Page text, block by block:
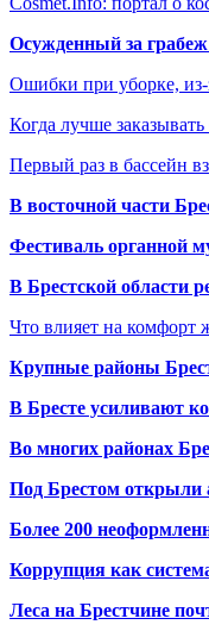
Осужденный за грабеж
Ошибки при уборке, из-
Когда лучше
Первый раз в бассейн
В восточной части
Фестиваль органной
В Брестской области
Что влияет на комфорт
Крупные районы
В Бресте усиливают
Во многих районах
Под Брестом открыли
Более 200
Коррупция как
Леса на Брестчине